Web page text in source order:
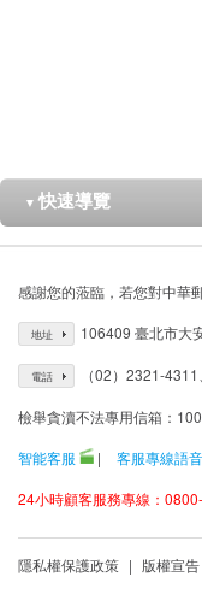
▼ 快速導覽
感謝您的蒞臨，若您對中華
地址 106409 臺北市大
電話 （02）2321-
檢舉貪瀆不法專用信箱：
智能客服
| 客服專線語
24小時顧客服務專線：
隱私權保護政策 | 版權宣告